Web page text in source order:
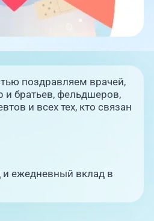
00-03
поздравляем врачей,
и братьев, фельдшеров,
и всех тех, кто связан
и ежедневный вклад в